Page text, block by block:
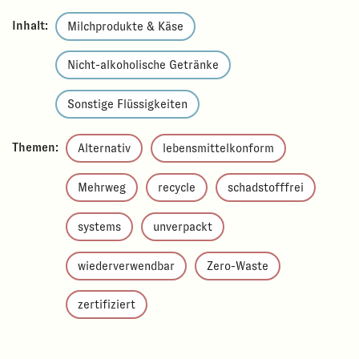
Inhalt: Milchprodukte & Käse
Nicht-alkoholische Getränke
Sonstige Flüssigkeiten
Themen: Alternativ lebensmittelkonform
Mehrweg recycle schadstofffrei
systems unverpackt
wiederverwendbar Zero-Waste
zertifiziert